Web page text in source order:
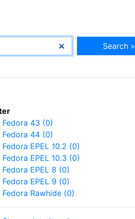
Search »
Fedora 43 (0)
Fedora 44 (0)
Fedora EPEL 10.2 (0)
Fedora EPEL 10.3 (0)
Fedora EPEL 8 (0)
Fedora EPEL 9 (0)
Fedora Rawhide (0)